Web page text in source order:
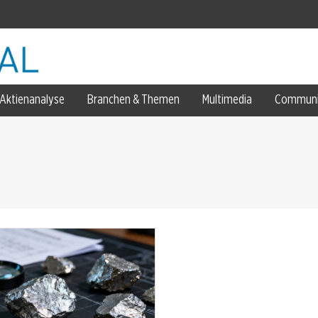
ein
Aktienanalyse Branchen & Themen Multimedia